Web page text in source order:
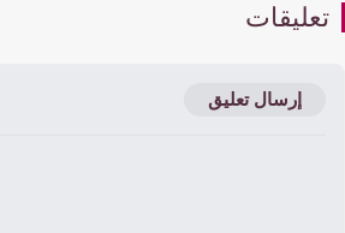
إرسال تعليق